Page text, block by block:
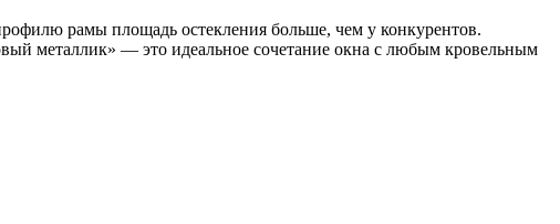
рамы площадь остекления больше, чем у конкурентов.
металлик» — это идеальное сочетание окна с любым кровельным